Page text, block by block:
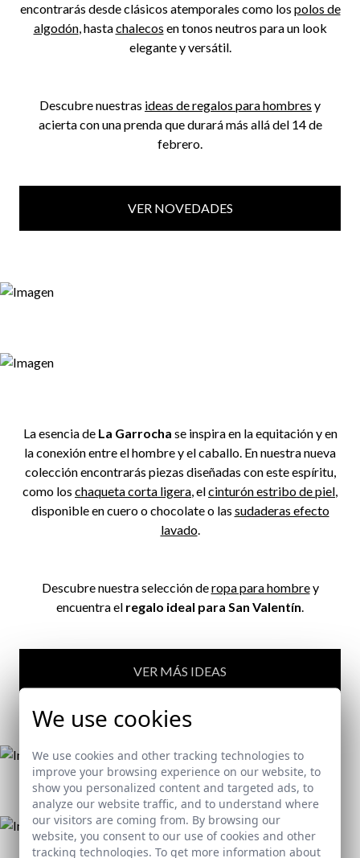
encontrarás desde clásicos atemporales como los polos de
algodón, hastachalecos en tonos neutros para un look
elegante y versátil.
Descubre nuestras ideas de regalos para hombres y
acierta con una prenda que durará más allá del 14 de
febrero.
VER NOVEDADES
La esencia de La Garrocha se inspira en la equitación y en
la conexión entre el hombre y el caballo. En nuestra nueva
colección encontrarás piezas diseñadas con este espíritu,
como los chaqueta corta ligera, elcinturón estribo de piel,
disponible en cuero o chocolate o las sudaderas efecto
lavado.
Descubre nuestra selección deropa para hombrey
encuentra el regalo ideal para San Valentín.
VER MÁS IDEAS
We use cookies
We use cookies and other tracking technologies to
improve your browsing experience on our website, to
show you personalized content and targeted ads, to
analyze our website traffic, and to understand where
our visitors are coming from. By browsing our
website, you consent to our use of cookies and other
tracking technologies. To get more information about